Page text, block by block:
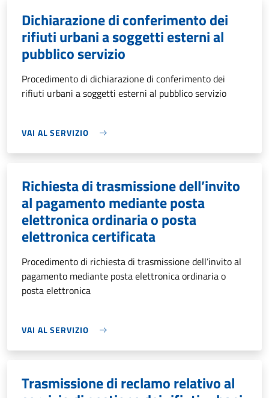
Dichiarazione di conferimento dei
rifiuti urbani a soggetti esterni al
pubblico servizio
Procedimento di dichiarazione di conferimento dei
rifiuti urbani a soggetti esterni al pubblico servizio
VAI AL SERVIZIO
Richiesta di trasmissione dell’invito
al pagamento mediante posta
elettronica ordinaria o posta
elettronica certificata
Procedimento di richiesta di trasmissione dell’invito al
pagamento mediante posta elettronica ordinaria o
posta elettronica
VAI AL SERVIZIO
Trasmissione di reclamo relativo al